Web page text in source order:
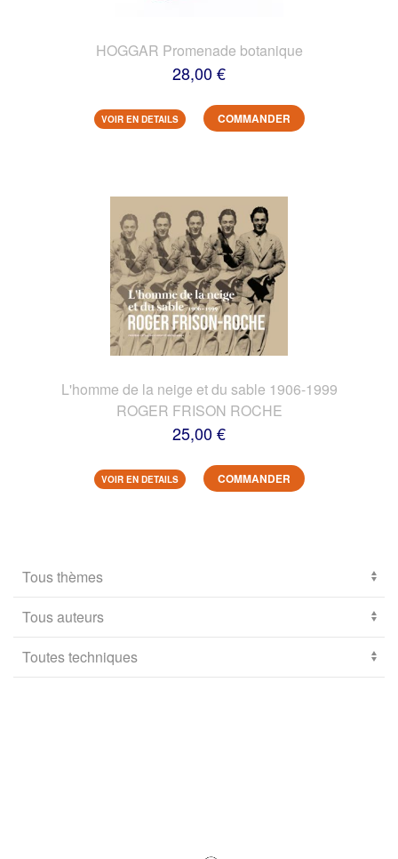
HOGGAR Promenade botanique
28,00 €
VOIR EN DETAILS COMMANDER
L'homme de la neige et du sable 1906-1999
ROGER FRISON ROCHE
25,00 €
VOIR EN DETAILS COMMANDER